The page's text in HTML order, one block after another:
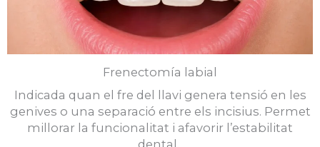
Frenectomía labial
Indicada quan el fre del llavi genera tensió en les
genives o una separació entre els incisius. Permet
millorar la funcionalitat i afavorir l’estabilitat
dental.